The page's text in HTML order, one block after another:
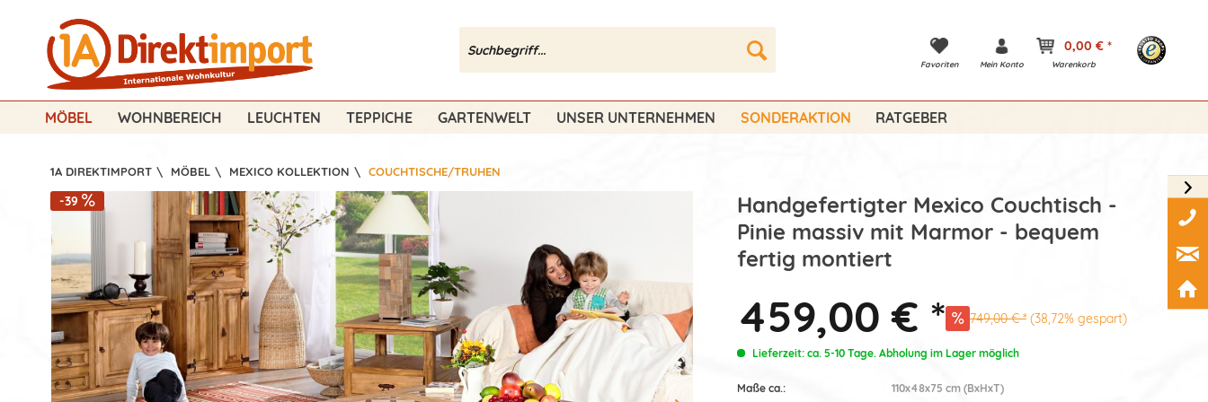
Favoriten Mein Konto
0,00 € *
Warenkorb
MÖBEL WOHNBEREICH LEUCHTEN TEPPICHE GARTENWELT UNSER UNTERNEHMEN SONDERAKTION RATGEBER
1A DIREKTIMPORT \ MÖBEL \ MEXICO KOLLEKTION \ COUCHTISCHE/TRUHEN
-39
Handgefertigter Mexico Couchtisch -
Pinie massiv mit Marmor - bequem
fertig montiert
459,00 € * 749,00 € * (38,72% gespart)
Lieferzeit: ca. 5-10 Tage. Abholung im Lager möglich
Maße ca.:
110x48x75 cm (BxHxT)